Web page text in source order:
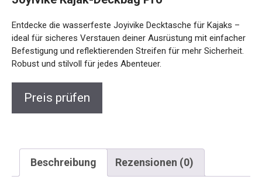
ideal für sicheres Verstauen deiner Ausrüstung mit
einfacher Befestigung und reflektierenden Streifen für mehr
Sicherheit. Robust und stilvoll für jedes Abenteuer.
Beschreibung Rezensionen (0)